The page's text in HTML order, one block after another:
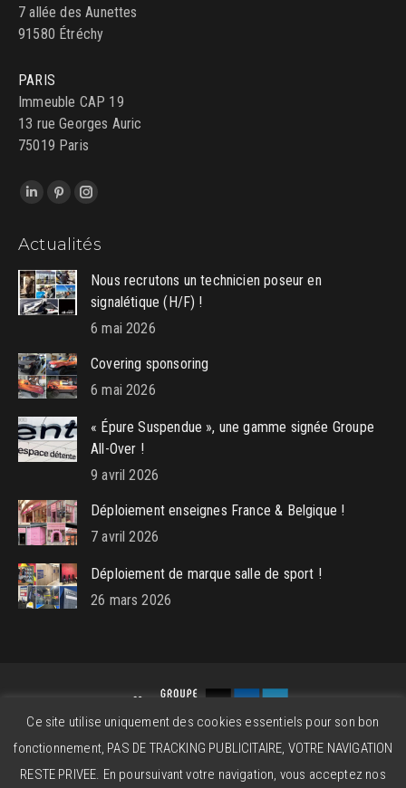
7 allée des Aunettes
91580 Étréchy
PARIS
Immeuble CAP 19
13 rue Georges Auric
75019 Paris
Trouvez nous sur :
LinkedIn
opens
in
new
window
Pinterest
opens
in
new
window
Instagram
opens
in
new
window
Actualités
Nous recrutons un technicien poseur en
signalétique (H/F) !
6 mai 2026
Covering sponsoring
6 mai 2026
« Épure Suspendue », une gamme signée Groupe
All-Over !
9 avril 2026
Déploiement enseignes France & Belgique !
7 avril 2026
Déploiement de marque salle de sport !
26 mars 2026
Groupe All-Over © 2026 - Powered bybeatitude.eu
Ce site utilise uniquement des cookies essentiels pour son bon
fonctionnement, PAS DE TRACKING PUBLICITAIRE, VOTRE NAVIGATION
RESTE PRIVEE. En poursuivant votre navigation, vous acceptez nos